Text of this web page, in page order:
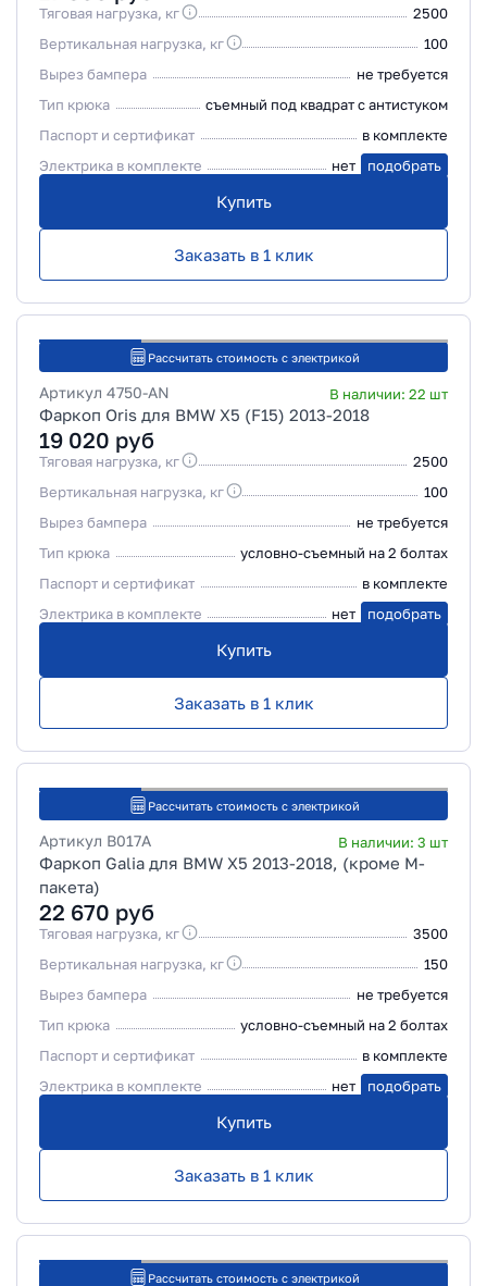
Тяговая нагрузка, кг
2500
Вертикальная нагрузка, кг
100
Вырез бампера
не требуется
Тип крюка
съемный под квадрат с антистуком
Паспорт и сертификат
в комплекте
Электрика в комплекте
нет подобрать
Купить
Заказать в 1 клик
Рассчитать стоимость с электрикой
Артикул 4750-AN В наличии: 22 шт
Фаркоп Oris для BMW X5 (F15) 2013-2018
19 020 руб
Тяговая нагрузка, кг
2500
Вертикальная нагрузка, кг
100
Вырез бампера
не требуется
Тип крюка
условно-съемный на 2 болтах
Паспорт и сертификат
в комплекте
Электрика в комплекте
нет подобрать
Купить
Заказать в 1 клик
Рассчитать стоимость с электрикой
Артикул B017A В наличии: 3 шт
Фаркоп Galia для BMW X5 2013-2018, (кроме M-
пакета)
22 670 руб
Тяговая нагрузка, кг
3500
Вертикальная нагрузка, кг
150
Вырез бампера
не требуется
Тип крюка
условно-съемный на 2 болтах
Паспорт и сертификат
в комплекте
Электрика в комплекте
нет подобрать
Купить
Заказать в 1 клик
Рассчитать стоимость с электрикой